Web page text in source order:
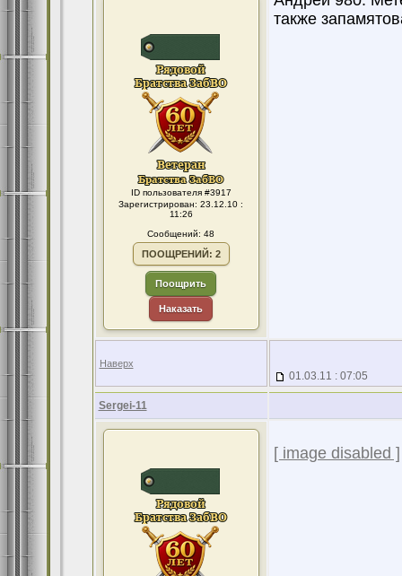
ID пользователя #3917
Зарегистрирован: 23.12.10 :
11:26
Сообщений: 48
ПООЩРЕНИЙ: 2
Поощрить
Наказать
также
Наверх
01.03.11 : 07:05
Sergei-11
[ image disabled ]